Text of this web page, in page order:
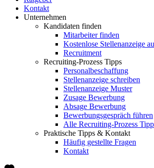
Kontakt
Unternehmen
Kandidaten finden
Mitarbeiter finden
Kostenlose Stellenanzeige
Recruitment
Recruiting-Prozess Tipps
Personalbeschaffung
Stellenanzeige schreiben
Stellenanzeige Muster
Zusage Bewerbung
Absage Bewerbung
Bewerbungsgespräch führen
Alle Recruiting-Prozess
Praktische Tipps & Kontakt
Häufig gestellte Fragen
Kontakt